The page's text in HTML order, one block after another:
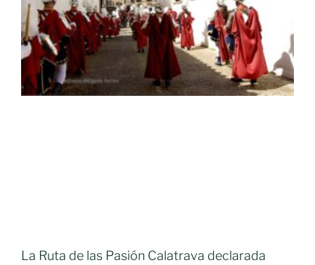
La Ruta de las Pasión Calatrava declarada